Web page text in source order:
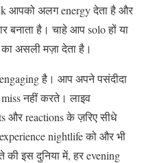
आपको अलग energy देता है और
बनाता है। चाहे आप solo हों या
असली मज़ा देता है।
engaging है। आप अपने पसंदीदा
नहीं करते। लाइव
और reactions के ज़रिए सीधे
nightlife को और भी
इस दुनिया में, हर evening